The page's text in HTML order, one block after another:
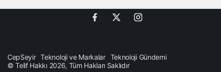
CepSeyir Teknoloji ve Markalar
Teknoloji Gündemi
© Telif Hakkı 2026, Tüm Hakları Saklıdır